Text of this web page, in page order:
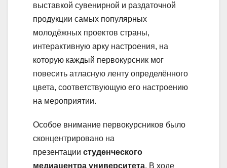
выставкой сувенирной и раздаточной
продукции самых популярных
молодёжных проектов страны,
интерактивную арку настроения, на
которую каждый первокурсник мог
повесить атласную ленту определённого
цвета, соответствующую его настроению
на мероприятии.
Особое внимание первокурсников было
сконцентрировано на
презентации студенческого
медиацентра университета. В ходе